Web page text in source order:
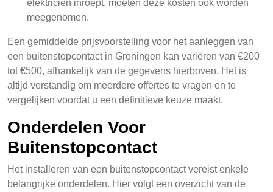
elektricien inroept, moeten deze kosten ook worden
meegenomen.
Een gemiddelde prijsvoorstelling voor het aanleggen van
een buitenstopcontact in Groningen kan variëren van €200
tot €500, afhankelijk van de gegevens hierboven. Het is
altijd verstandig om meerdere offertes te vragen en te
vergelijken voordat u een definitieve keuze maakt.
Onderdelen Voor
Buitenstopcontact
Het installeren van een buitenstopcontact vereist enkele
belangrijke onderdelen. Hier volgt een overzicht van de